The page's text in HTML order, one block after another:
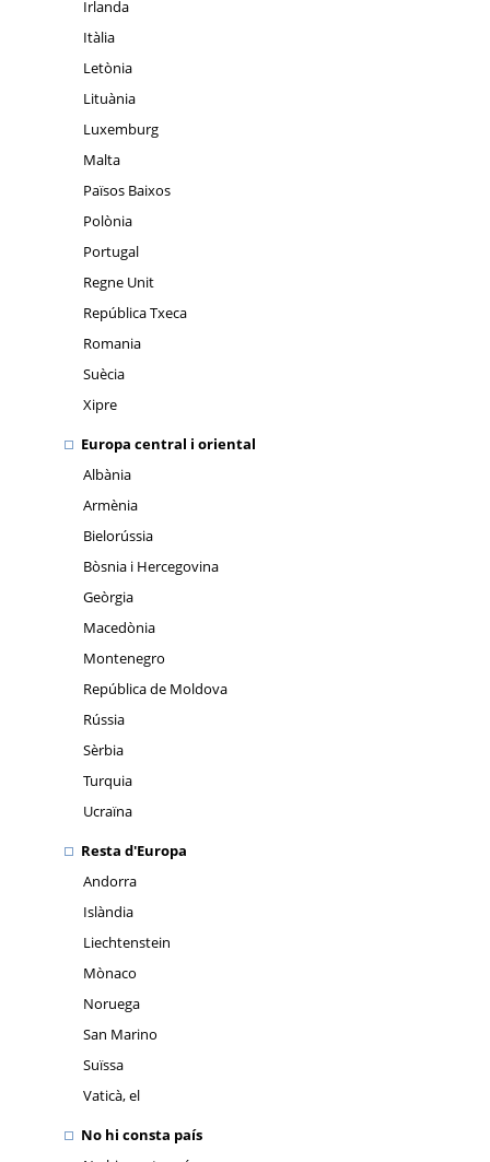
Irlanda
Itàlia
Letònia
Lituània
Luxemburg
Malta
Països Baixos
Polònia
Portugal
Regne Unit
República Txeca
Romania
Suècia
Xipre
Europa central i oriental
Albània
Armènia
Bielorússia
Bòsnia i Hercegovina
Geòrgia
Macedònia
Montenegro
República de Moldova
Rússia
Sèrbia
Turquia
Ucraïna
Resta d'Europa
Andorra
Islàndia
Liechtenstein
Mònaco
Noruega
San Marino
Suïssa
Vaticà, el
No hi consta país